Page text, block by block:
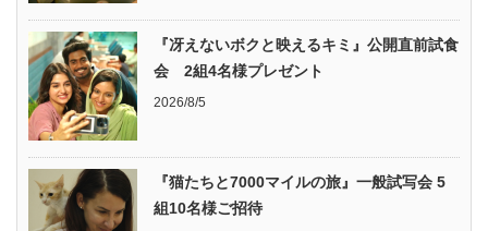
『冴えないボクと映えるキミ』公開直前試食
会 2組4名様プレゼント
2026/8/5
『猫たちと7000マイルの旅』一般試写会 5
組10名様ご招待